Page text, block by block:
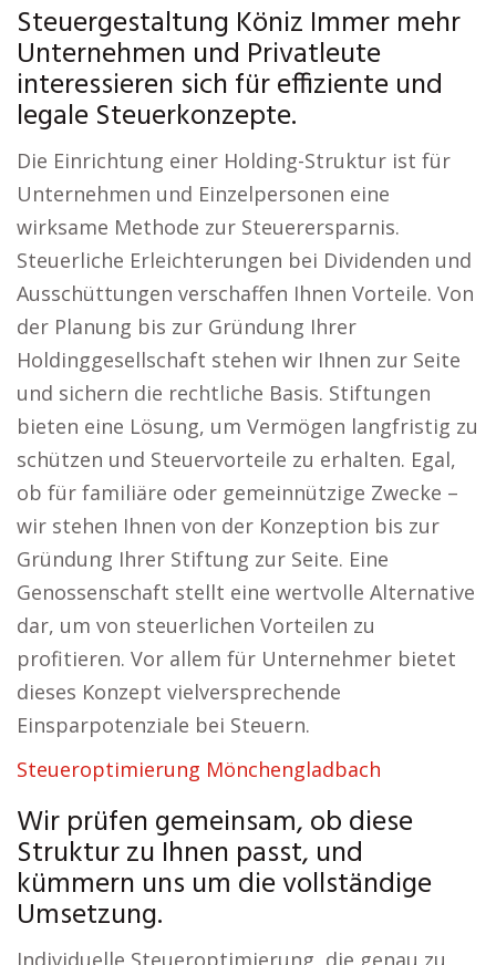
Steuergestaltung Köniz Immer mehr
Unternehmen und Privatleute
interessieren sich für effiziente und
legale Steuerkonzepte.
Die Einrichtung einer Holding-Struktur ist für
Unternehmen und Einzelpersonen eine
wirksame Methode zur Steuerersparnis.
Steuerliche Erleichterungen bei Dividenden und
Ausschüttungen verschaffen Ihnen Vorteile. Von
der Planung bis zur Gründung Ihrer
Holdinggesellschaft stehen wir Ihnen zur Seite
und sichern die rechtliche Basis. Stiftungen
bieten eine Lösung, um Vermögen langfristig zu
schützen und Steuervorteile zu erhalten. Egal,
ob für familiäre oder gemeinnützige Zwecke –
wir stehen Ihnen von der Konzeption bis zur
Gründung Ihrer Stiftung zur Seite. Eine
Genossenschaft stellt eine wertvolle Alternative
dar, um von steuerlichen Vorteilen zu
profitieren. Vor allem für Unternehmer bietet
dieses Konzept vielversprechende
Einsparpotenziale bei Steuern.
Steueroptimierung Mönchengladbach
Wir prüfen gemeinsam, ob diese
Struktur zu Ihnen passt, und
kümmern uns um die vollständige
Umsetzung.
Individuelle Steueroptimierung, die genau zu